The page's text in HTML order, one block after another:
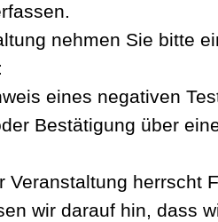
nehmen Sie bitte
eines negativen
Bestätigung über
Veranstaltung herrscht
wir darauf hin, dass